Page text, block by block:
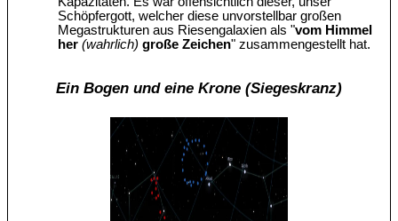
Schöpfergott, welcher diese unvorstellbar großen
Megastrukturen aus Riesengalaxien als "vom Himmel
her(wahrlich) große Zeichen" zusammengestellt hat.
Ein Bogen und eine Krone (Siegeskranz)